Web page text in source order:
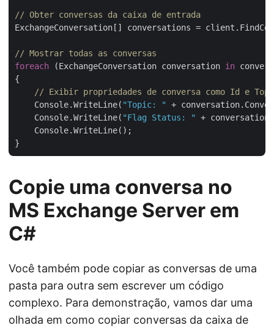
// Obter conversas da caixa de entrada
ExchangeConversation[] conversations =
// Mostrar todas as conversas
foreach (ExchangeConversation conversation in
{
// Exibir propriedades de conversa como Id e
    Console.WriteLine(
"Topic: "
+
    Console.WriteLine(
"Flag Status: "
+
    Console.WriteLine();
Copie uma conversa no
MS Exchange Server em
C#
Você também pode copiar as conversas de uma
pasta para outra sem escrever um código
complexo. Para demonstração, vamos dar uma
olhada em como copiar conversas da caixa de